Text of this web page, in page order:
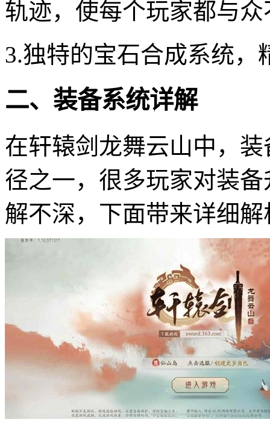
轨迹，使每个玩家都与众
3.独特的宝石合成系统，
二、装备系统详解
在轩辕剑龙舞云山中，
径之一，很多玩家对装
解不深，下面带来详细解